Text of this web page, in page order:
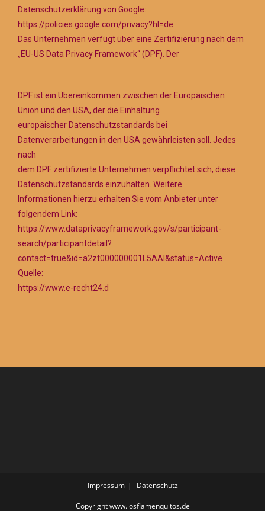
Datenschutzerklärung von Google:
https://policies.google.com/privacy?hl=de.
Das Unternehmen verfügt über eine Zertifizierung nach dem
„EU-US Data Privacy Framework“ (DPF). Der
DPF ist ein Übereinkommen zwischen der Europäischen
Union und den USA, der die Einhaltung
europäischer Datenschutzstandards bei
Datenverarbeitungen in den USA gewährleisten soll. Jedes
nach
dem DPF zertifizierte Unternehmen verpflichtet sich, diese
Datenschutzstandards einzuhalten. Weitere
Informationen hierzu erhalten Sie vom Anbieter unter
folgendem Link:
https://www.dataprivacyframework.gov/s/participant-
search/participantdetail?
contact=true&id=a2zt000000001L5AAI&status=Active
Quelle:
https://www.e-recht24.d
Impressum Datenschutz
Copyright www.losflamenquitos.de